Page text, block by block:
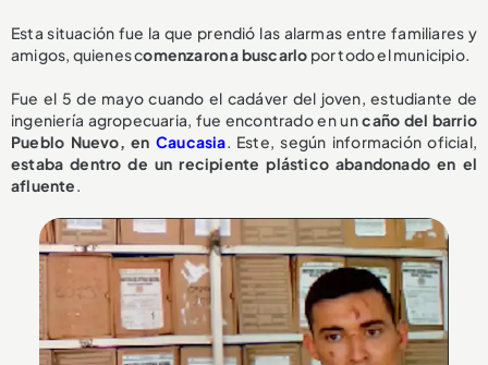
Esta situación fue la que prendió las alarmas entre familiares y
amigos, quienes comenzaron a buscarlo por todo el municipio.
Fue el 5 de mayo cuando el cadáver del joven, estudiante de
ingeniería agropecuaria, fue encontrado en uncaño del barrio
Pueblo Nuevo, en Caucasia . Este, según información oficial,
estaba dentro de un recipiente plástico abandonado en el
afluente